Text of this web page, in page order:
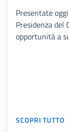
Presentate
Presidenza del
opportunità a
SCOPRI TUTTO